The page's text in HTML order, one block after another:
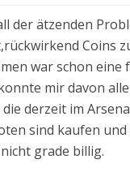
der ätzenden
Coins
war schon eine
mir davon
derzeit im
sind kaufen und
grade billig.